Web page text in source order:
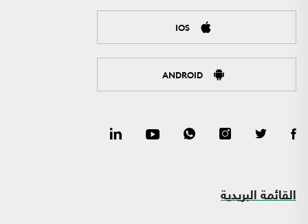
IOS
ANDROID
القائمة البريدية